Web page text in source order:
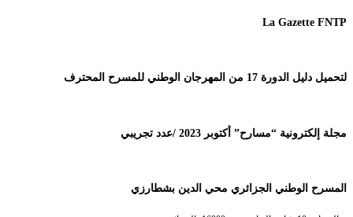
La Gazette FNTP
لتحميل دليل الدورة 17 من المهرجان الوطني للمسرح المحترف
مجلة إلكترونية “مسارح” أكتوبر 2023 /عدد تجريبي
المسرح الوطني الجزائري محي الدين بشطارزي